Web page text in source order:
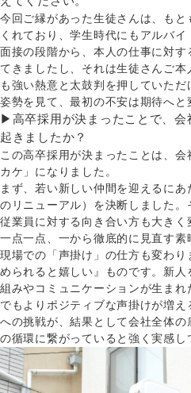
今回ご縁があった生徒さんは、も
くれており、学生時代にもアルバイ
面接の段階から、本人の仕事に対
てきましたし、それは生徒さんご
も強い熱意と太鼓判を押していた
姿勢を見て、最初の不安は期待へと
▶高卒採用が決まったことで、
起きましたか？
この高卒採用が決まったことは、
カケ」になりました。
まず、若い新しい仲間を迎えるに
のリニューアル）を決断しました
従業員に対する向き合い方も大き
一点一点、一から徹底的に見直す素
現場での「声掛け」の仕方も変わ
められると嬉しい』ものです。新
組みやコミュニケーションが生ま
でもよりポジティブな声掛けが増
への挑戦が、結果として会社全体
の循環に繋がっていると強く実感し